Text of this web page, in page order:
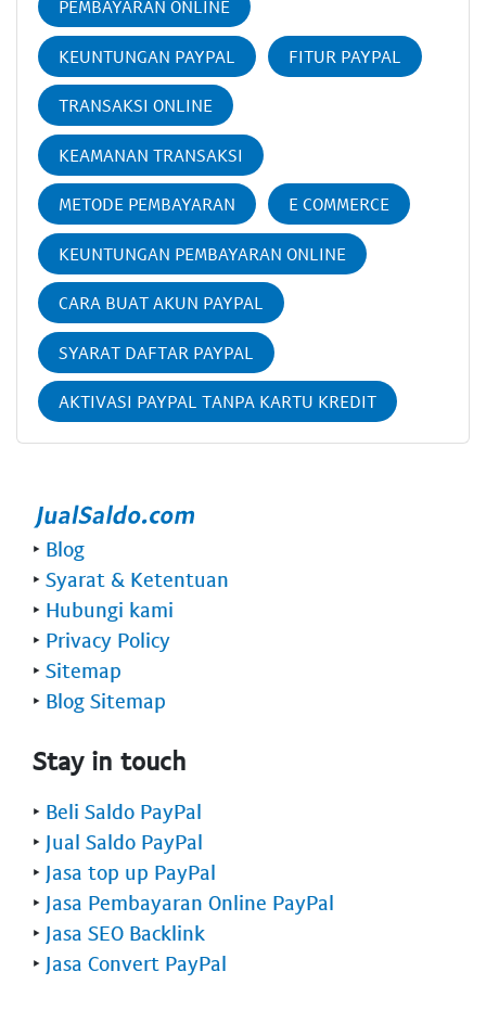
PEMBAYARAN ONLINE
KEUNTUNGAN PAYPAL FITUR PAYPAL
TRANSAKSI ONLINE
KEAMANAN TRANSAKSI
METODE PEMBAYARAN E COMMERCE
KEUNTUNGAN PEMBAYARAN ONLINE
CARA BUAT AKUN PAYPAL
SYARAT DAFTAR PAYPAL
AKTIVASI PAYPAL TANPA KARTU KREDIT
‣ Blog
‣ Syarat & Ketentuan
‣ Hubungi kami
‣ Privacy Policy
‣ Sitemap
‣ Blog Sitemap
Stay in touch
‣ Beli Saldo PayPal
‣ Jual Saldo PayPal
‣ Jasa top up PayPal
‣ Jasa Pembayaran Online PayPal
‣ Jasa SEO Backlink
‣ Jasa Convert PayPal